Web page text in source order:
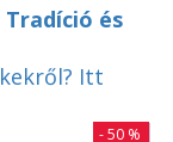
Tradíció és
Itt
- 50 %